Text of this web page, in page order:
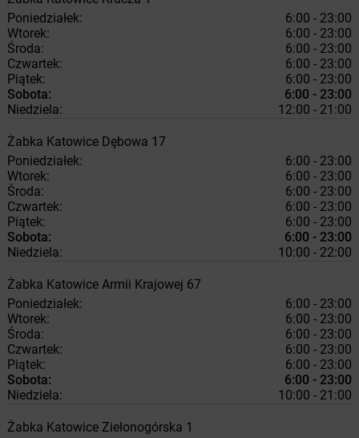
Poniedziałek:
6:00 - 23:00
Wtorek:
6:00 - 23:00
Środa:
6:00 - 23:00
Czwartek:
6:00 - 23:00
Piątek:
6:00 - 23:00
Sobota:
6:00 - 23:00
Niedziela:
12:00 - 21:00
Żabka Katowice Dębowa 17
Poniedziałek:
6:00 - 23:00
Wtorek:
6:00 - 23:00
Środa:
6:00 - 23:00
Czwartek:
6:00 - 23:00
Piątek:
6:00 - 23:00
Sobota:
6:00 - 23:00
Niedziela:
10:00 - 22:00
Żabka Katowice Armii Krajowej 67
Poniedziałek:
6:00 - 23:00
Wtorek:
6:00 - 23:00
Środa:
6:00 - 23:00
Czwartek:
6:00 - 23:00
Piątek:
6:00 - 23:00
Sobota:
6:00 - 23:00
Niedziela:
10:00 - 21:00
Żabka Katowice Zielonogórska 1